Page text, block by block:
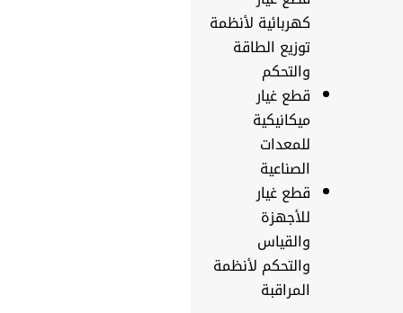
كهربائية لأنظمة
توزيع الطاقة
والتحكم
قطع غيار
ميكانيكية
للمعدات
الصناعية
قطع غيار
للأجهزة
والقياس
والتحكم لأنظمة
المراقبة